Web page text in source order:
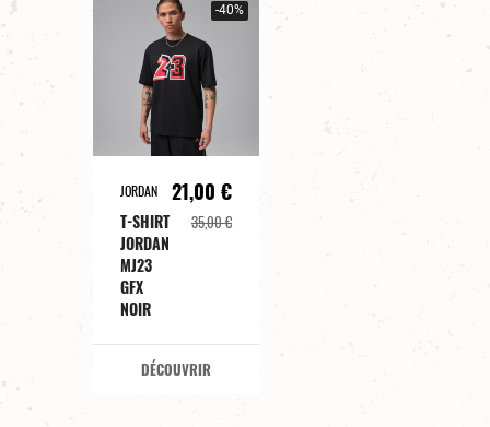
-40%
JORDAN
T-SHIRT
JORDAN
MJ23
GFX
NOIR
21,00 €
35,00 €
DÉCOUVRIR